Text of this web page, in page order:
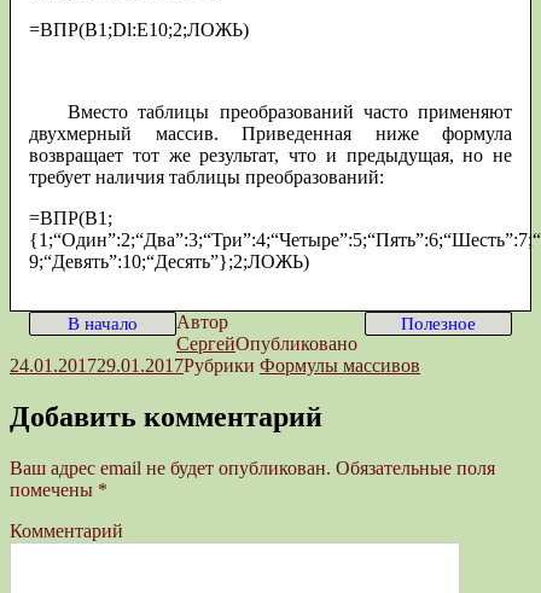
=ВПР(В1;Dl:Е10;2;ЛОЖЬ)
Вместо таблицы преобразований часто применяют
двухмерный массив. Приведенная ниже формула
возвращает тот же результат, что и предыдущая, но не
требует наличия таблицы преобразований:
=ВПР(В1;
9;“Девять”:10;“Десять”};2;ЛОЖЬ)
В начало Полезное
Автор
СергейОпубликовано
24.01.201729.01.2017Рубрики Формулы массивов
Добавить комментарий
Ваш адрес email не будет опубликован. Обязательные поля
помечены *
Комментарий